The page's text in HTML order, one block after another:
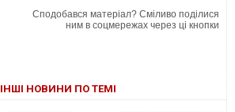
Сподобався матеріал? Сміливо поділися
ним в соцмережах через ці кнопки
ІНШІ НОВИНИ ПО ТЕМІ